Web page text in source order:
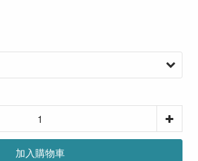
加入購物車